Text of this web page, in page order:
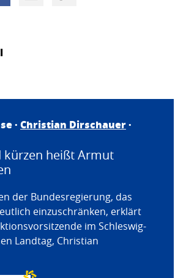
· Christian Dirschauer·
kürzen heißt Armut
der Bundesregierung, das
einzuschränken, erklärt
im Schleswig-
Landtag, Christian